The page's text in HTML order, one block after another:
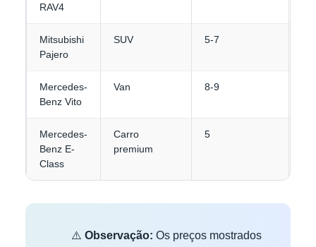
RAV4
Mitsubishi
Pajero
SUV 5-7
Mercedes-
Benz Vito
Van 8-9
Mercedes-
Benz E-
Class
Carro
premium
5
⚠️ Observação: Os preços mostrados